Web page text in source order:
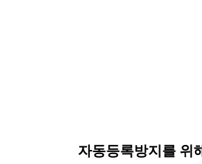
자동등록방지를 위